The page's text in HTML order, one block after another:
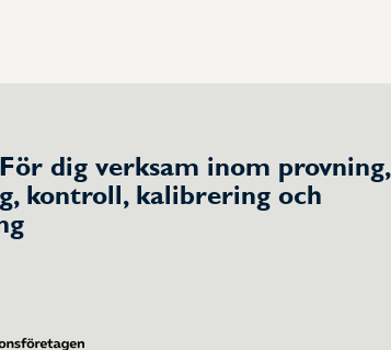
dig verksam inom provning,
kontroll, kalibrering och